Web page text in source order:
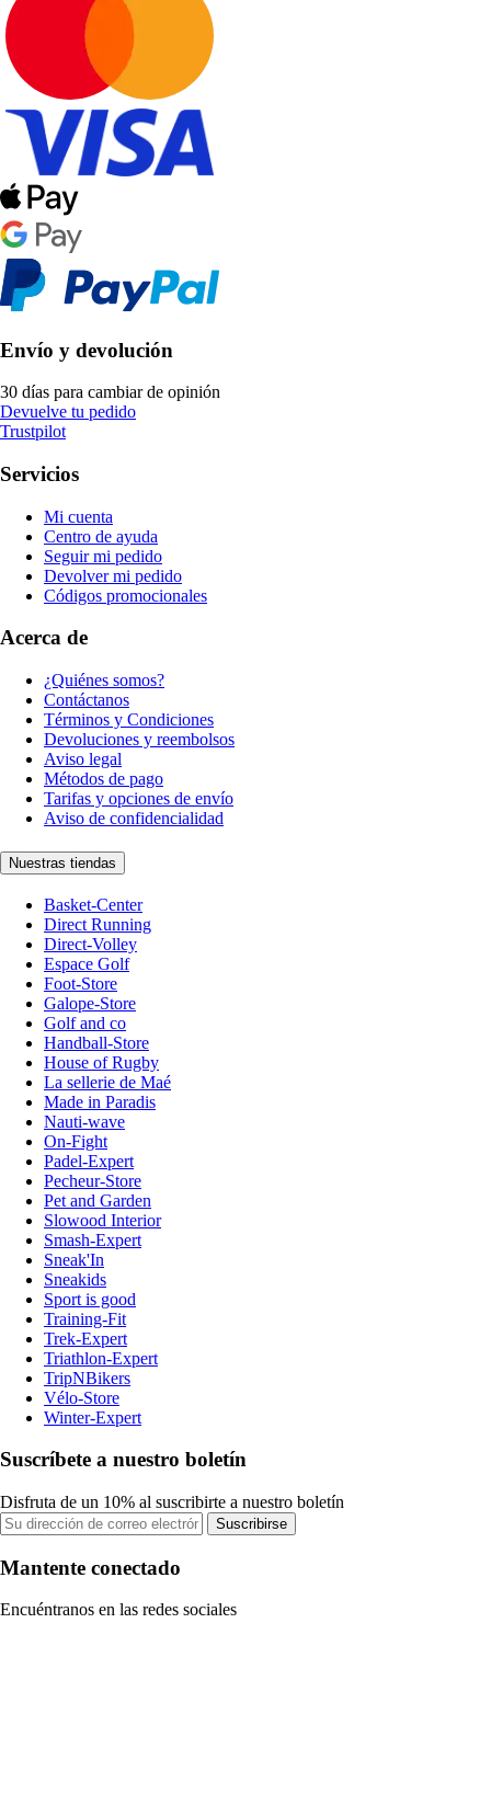
Envío y devolución
30 días para cambiar de opinión
Devuelve tu pedido
Trustpilot
Servicios
Mi cuenta
Centro de ayuda
Seguir mi pedido
Devolver mi pedido
Códigos promocionales
Acerca de
¿Quiénes somos?
Contáctanos
Términos y Condiciones
Devoluciones y reembolsos
Aviso legal
Métodos de pago
Tarifas y opciones de envío
Aviso de confidencialidad
Nuestras tiendas
Basket-Center
Direct Running
Direct-Volley
Espace Golf
Foot-Store
Galope-Store
Golf and co
Handball-Store
House of Rugby
La sellerie de Maé
Made in Paradis
Nauti-wave
On-Fight
Padel-Expert
Pecheur-Store
Pet and Garden
Slowood Interior
Smash-Expert
Sneak'In
Sneakids
Sport is good
Training-Fit
Trek-Expert
Triathlon-Expert
TripNBikers
Vélo-Store
Winter-Expert
Suscríbete a nuestro boletín
Disfruta de un 10% al suscribirte a nuestro boletín
Suscribirse
Mantente conectado
Encuéntranos en las redes sociales